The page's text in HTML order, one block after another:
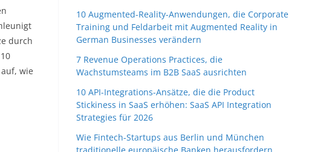
durch
wie
10 Augmented-Reality-Anwendungen, die Corporate
Training und Feldarbeit mit Augmented Reality in
German Businesses verändern
7 Revenue Operations Practices, die
Wachstumsteams im B2B SaaS ausrichten
10 API-Integrations-Ansätze, die die Product
Stickiness in SaaS erhöhen: SaaS API Integration
Strategies für 2026
Wie Fintech-Startups aus Berlin und München
traditionelle europäische Banken herausfordern